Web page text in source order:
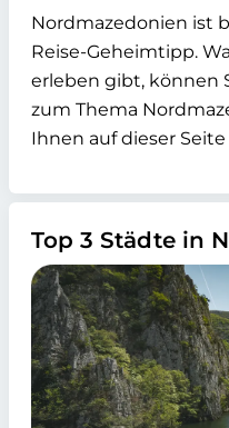
Nordmazedonien ist
Reise-Geheimtipp.
erleben gibt, können
zum Thema
Ihnen auf dieser
Top 3 Städte in